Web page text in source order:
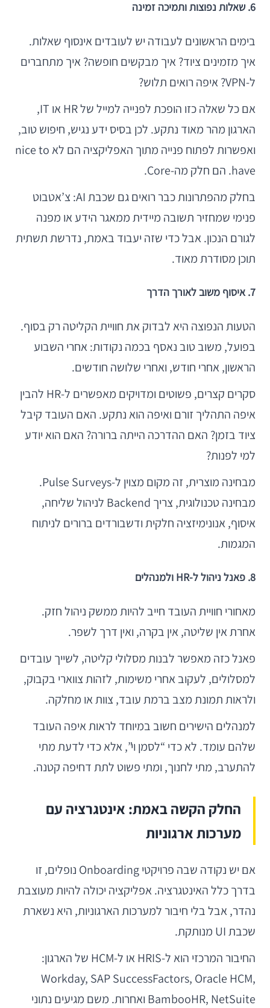
6. שאלות נפוצות ותמיכה זמינה
בימים הראשונים לעבודה יש לעובדים אינסוף שאלות.
איך מזמינים ציוד? איך מבקשים חופשה? איך מתחברים
ל-VPN? איפה רואים תלוש?
אם כל שאלה כזו הופכת לפנייה למייל של HR או IT,
הארגון מהר מאוד נתקע. לכן בסיס ידע נגיש, חיפוש טוב,
ואפשרות לפתוח פנייה מתוך האפליקציה הם לא nice to
have. הם חלק מה-Core.
בחלק מהפתרונות כבר רואים גם שכבת AI: צ’אטבוט
פנימי שמחזיר תשובה מיידית ממאגר הידע או מפנה
לגורם הנכון. אבל כדי שזה יעבוד באמת, נדרשת תשתית
תוכן מסודרת מאוד.
7. איסוף משוב לאורך הדרך
הטעות הנפוצה היא לבדוק את חוויית הקליטה רק בסוף.
בפועל, משוב טוב נאסף בכמה נקודות: אחרי השבוע
הראשון, אחרי חודש, ואחרי שלושה חודשים.
סקרים קצרים, פשוטים ומדויקים מאפשרים ל-HR להבין
איפה התהליך זורם ואיפה הוא נתקע. האם העובד קיבל
ציוד בזמן? האם ההדרכה הייתה ברורה? האם הוא יודע
למי לפנות?
מבחינה מוצרית, זה מקום מצוין ל-Pulse Surveys.
מבחינה טכנולוגית, צריך Backend לניהול שליחה,
איסוף, אנונימיזציה חלקית ודשבורדים ברורים לניתוח
המגמות.
8. פאנל ניהול ל-HR ולמנהלים
מאחורי חוויית העובד חייב להיות ממשק ניהול חזק.
אחרת אין שליטה, אין בקרה, ואין דרך לשפר.
פאנל כזה מאפשר לבנות מסלולי קליטה, לשייך עובדים
למסלולים, לעקוב אחרי משימות, לזהות צווארי בקבוק,
ולראות תמונת מצב ברמת עובד, צוות או מחלקה.
למנהלים הישירים חשוב במיוחד לראות איפה העובד
שלהם עומד. לא כדי “לסמן וי”, אלא כדי לדעת מתי
להתערב, מתי לחנוך, ומתי פשוט לתת דחיפה קטנה.
החלק הקשה באמת: אינטגרציה עם
מערכות ארגוניות
אם יש נקודה שבה פרויקטי Onboarding נופלים, זו
בדרך כלל האינטגרציה. אפליקציה יכולה להיות מעוצבת
נהדר, אבל בלי חיבור למערכות הארגוניות, היא נשארת
שכבת UI מנותקת.
החיבור המרכזי הוא ל-HRIS או ל-HCM של הארגון:
Workday, SAP SuccessFactors, Oracle HCM,
BambooHR, NetSuite ואחרות. משם מגיעים נתוני